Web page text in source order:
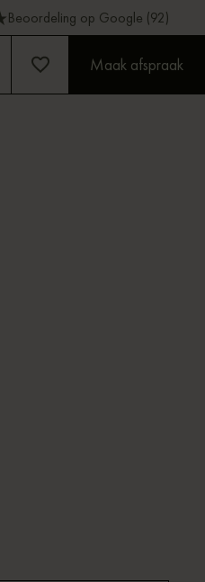
Beoordeling op Google (92)
Maak afspraak